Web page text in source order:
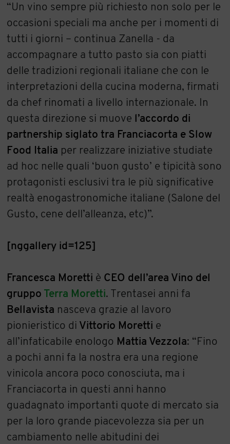
“Un vino sempre più richiesto non solo per le
occasioni speciali ma anche per i momenti di
tutti i giorni – continua Zanella - da
accompagnare a tutto pasto sia con piatti
delle tradizioni regionali italiane che con le
interpretazioni della cucina moderna, firmati
da chef rinomati a livello internazionale. In
questa direzione si muove l’accordo di
partnership siglato tra Franciacorta e Slow
Food Italia per realizzare iniziative studiate
ad hoc nelle quali ‘buon gusto’ e tipicità sono
protagonisti esclusivi tra le più significative
realtà enogastronomiche italiane (Salone del
Gusto, cene dell’alleanza, etc)”.
[nggallery id=125]
Francesca Moretti è CEO dell’area Vino del
gruppo Terra Moretti. Trentasei anni fa
Bellavista nasceva grazie al lavoro
pionieristico di Vittorio Moretti e
all’infaticabile enologo Mattia Vezzola: “Fino
a pochi anni fa la nostra era una regione
vinicola ancora poco conosciuta, ma i
Franciacorta in questi anni hanno
guadagnato importanti quote di mercato sia
per la loro grande piacevolezza sia per un
cambiamento nelle abitudini dei